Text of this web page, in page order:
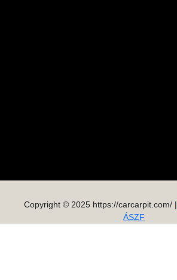
Copyright © 2025 https://carcarpit.com/ |
ÁSZF